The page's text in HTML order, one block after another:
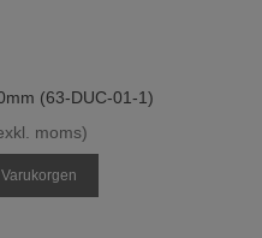
(63-DUC-01-1)
moms)